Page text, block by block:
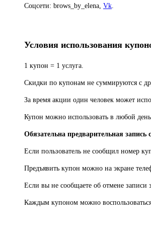
Соцсети: brows_by_elena, Vk.
Условия использования
1 купон = 1 услуга.
Скидки по купонам не суммируются с
За время акции один человек может
Купон можно использовать в любой
Обязательна предварительная
Если пользователь не сообщил номер
Предъявить купон можно на экране
Если вы не сообщаете об отмене записи
Каждым купоном можно